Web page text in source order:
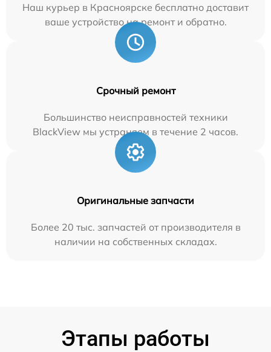
Наш курьер в Красноярске бесплатно доставит
ваше устройство на ремонт и обратно.
Срочный ремонт
Большинство неисправностей техники
BlackView мы устраняем в течение 2 часов.
Оригинальные запчасти
Более 20 тыс. запчастей от производителя в
наличии на собственных складах.
Этапы работы